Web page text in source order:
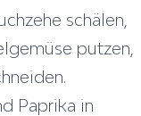
schälen,
putzen,
Paprika in